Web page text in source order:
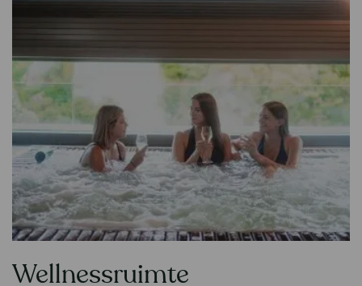
Contenu
Wellnessruimte